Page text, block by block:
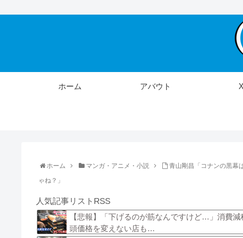
ホーム アバウト X
ホーム マンガ・アニメ・小説
青山剛昌「コナンの黒幕
ゃね？」
人気記事リストRSS
【悲報】「下げるのが筋なんですけど…」消費
頭価格を変えない店も…